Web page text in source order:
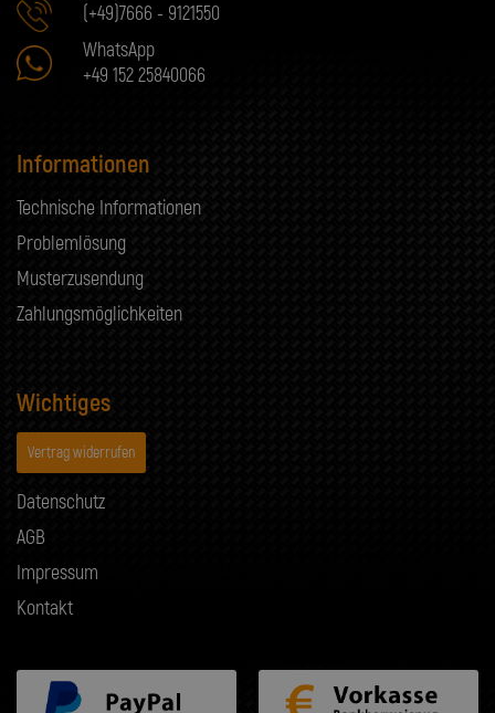
(+49)7666 - 9121550
WhatsApp
+49 152 25840066
Informationen
Technische Informationen
Problemlösung
Musterzusendung
Zahlungsmöglichkeiten
Wichtiges
Vertrag widerrufen
Datenschutz
AGB
Impressum
Kontakt